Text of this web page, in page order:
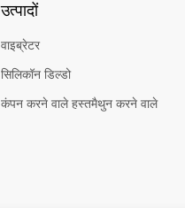
उत्पादों
वाइब्रेटर
सिलिकॉन डिल्डो
कंपन करने वाले हस्तमैथुन करने वाले